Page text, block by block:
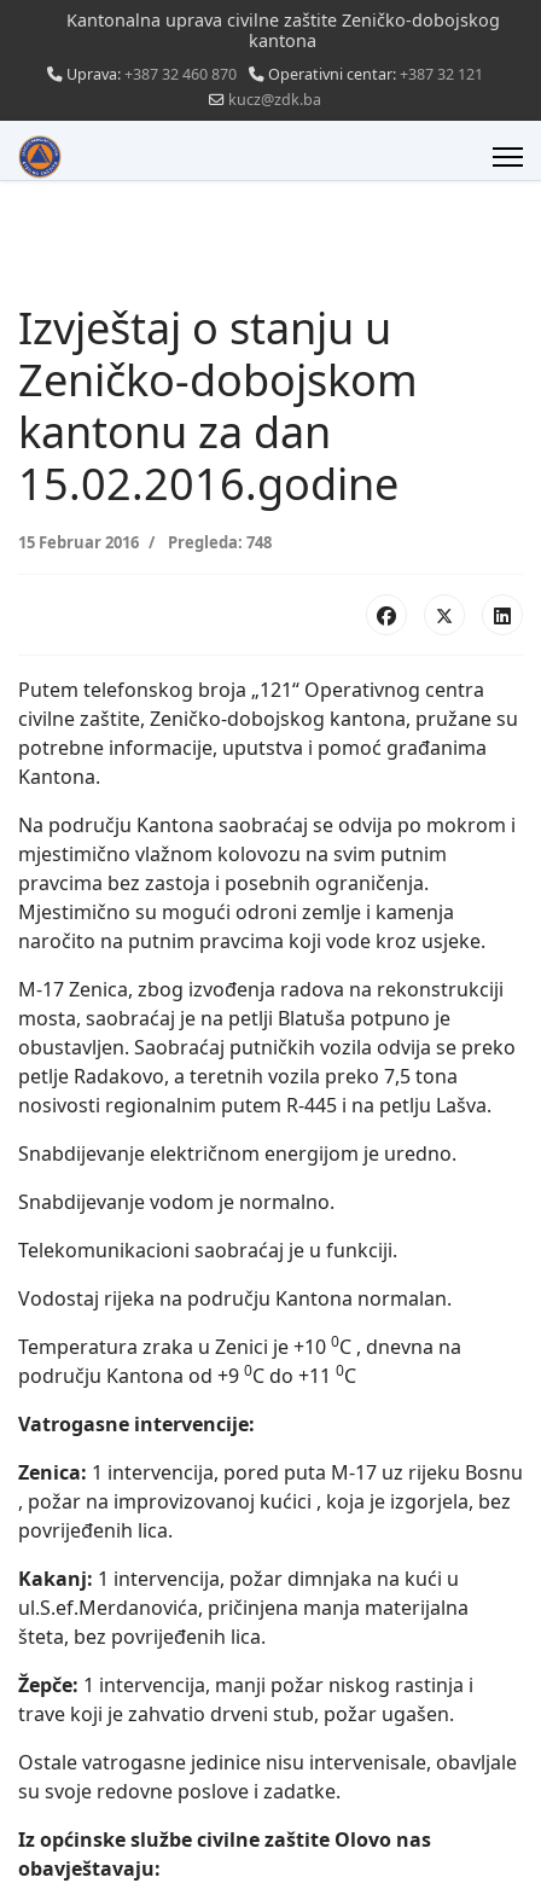
Kantonalna uprava civilne zaštite Zeničko-dobojskog
kantona
Uprava:+387 32 460 870 Operativni centar:+387 32 121
kucz@zdk.ba
Izvještaj o stanju u
Zeničko-dobojskom
kantonu za dan
15.02.2016.godine
15 Februar 2016 Pregleda: 748
Putem telefonskog broja „121“ Operativnog centra
civilne zaštite, Zeničko-dobojskog kantona, pružane su
potrebne informacije, uputstva i pomoć građanima
Kantona.
Na području Kantona saobraćaj se odvija po mokrom i
mjestimično vlažnom kolovozu na svim putnim
pravcima bez zastoja i posebnih ograničenja.
Mjestimično su mogući odroni zemlje i kamenja
naročito na putnim pravcima koji vode kroz usjeke.
M-17 Zenica, zbog izvođenja radova na rekonstrukciji
mosta, saobraćaj je na petlji Blatuša potpuno je
obustavljen. Saobraćaj putničkih vozila odvija se preko
petlje Radakovo, a teretnih vozila preko 7,5 tona
nosivosti regionalnim putem R-445 i na petlju Lašva.
Snabdijevanje električnom energijom je uredno.
Snabdijevanje vodom je normalno.
Telekomunikacioni saobraćaj je u funkciji.
Vodostaj rijeka na području Kantona normalan.
Temperatura zraka u Zenici je +10 0C , dnevna na
području Kantona od +9 0C do +11 0C
Vatrogasne intervencije:
Zenica: 1 intervencija, pored puta M-17 uz rijeku Bosnu
, požar na improvizovanoj kućici , koja je izgorjela, bez
povrijeđenih lica.
Kakanj: 1 intervencija, požar dimnjaka na kući u
ul.S.ef.Merdanovića, pričinjena manja materijalna
šteta, bez povrijeđenih lica.
Žepče: 1 intervencija, manji požar niskog rastinja i
trave koji je zahvatio drveni stub, požar ugašen.
Ostale vatrogasne jedinice nisu intervenisale, obavljale
su svoje redovne poslove i zadatke.
Iz općinske službe civilne zaštite Olovo nas
obavještavaju: